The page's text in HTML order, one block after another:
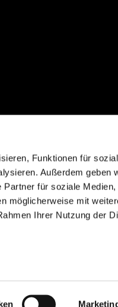
Funktionen für
Außerdem geben
für soziale Medien,
möglicherweise mit
Ihrer Nutzung der